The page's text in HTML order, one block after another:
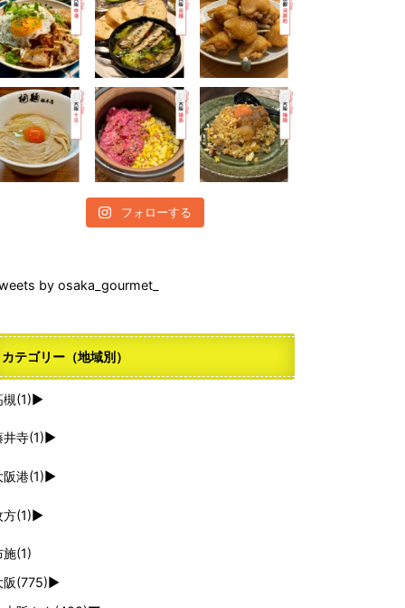
フォローする
by osaka_gourmet_
カテゴリー（地域別）
槻(1)►
井寺(1)►
阪港(1)►
方(1)►
施(1)
阪(775)►